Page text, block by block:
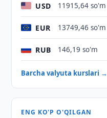
USD 11915,64 so'm
EUR 13749,46 so'm
RUB 146,19 so'm
Barcha valyuta kurslari →
ENG KO'P O'QILGAN